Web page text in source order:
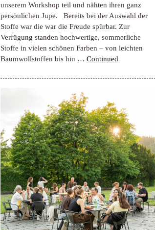
unserem Workshop teil und nähten ihren ganz
persönlichen Jupe. Bereits bei der Auswahl der
Stoffe war die war die Freude spürbar. Zur
Verfügung standen hochwertige, sommerliche
Stoffe in vielen schönen Farben – von leichten
Baumwollstoffen bis hin … Continued